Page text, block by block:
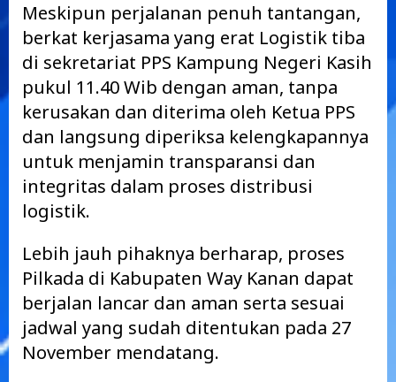
Meskipun perjalanan penuh tantangan,
berkat kerjasama yang erat Logistik tiba
di sekretariat PPS Kampung Negeri Kasih
pukul 11.40 Wib dengan aman, tanpa
kerusakan dan diterima oleh Ketua PPS
dan langsung diperiksa kelengkapannya
untuk menjamin transparansi dan
integritas dalam proses distribusi
logistik.
Lebih jauh pihaknya berharap, proses
Pilkada di Kabupaten Way Kanan dapat
berjalan lancar dan aman serta sesuai
jadwal yang sudah ditentukan pada 27
November mendatang.